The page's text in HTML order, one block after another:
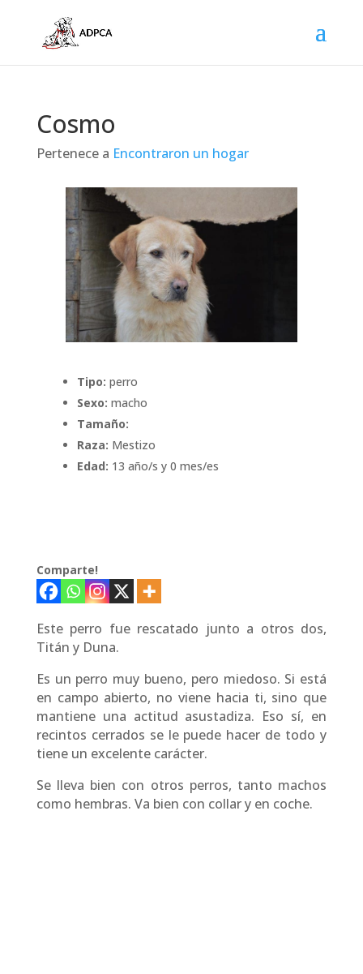
Cosmo
Pertenece a Encontraron un hogar
Tipo: perro
Sexo: macho
Tamaño:
Raza: Mestizo
Edad: 13 año/s y 0 mes/es
Comparte!
Este perro fue rescatado junto a otros dos,
Titán y Duna.
Es un perro muy bueno, pero miedoso. Si está
en campo abierto, no viene hacia ti, sino que
mantiene una actitud asustadiza. Eso sí, en
recintos cerrados se le puede hacer de todo y
tiene un excelente carácter.
Se lleva bien con otros perros, tanto machos
como hembras. Va bien con collar y en coche.